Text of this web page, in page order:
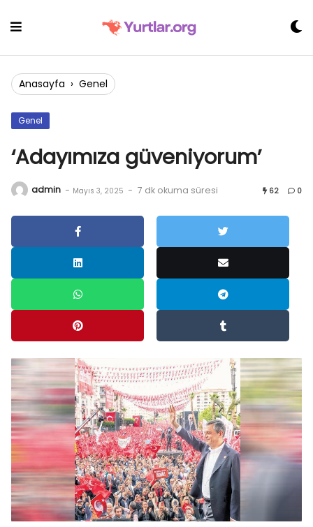
Anasayfa › Genel
Genel
‘Adayımıza güveniyorum’
admin - Mayıs 3, 2025 - 7 dk okuma süresi 62 0